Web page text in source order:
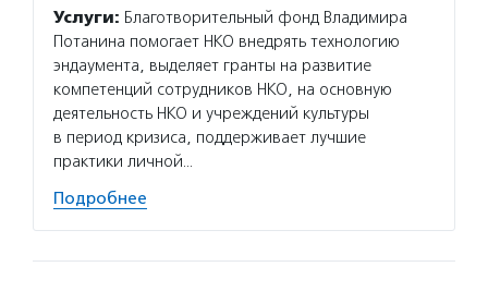
Услуги: Благотворительный фонд Владимира
Потанина помогает НКО внедрять технологию
эндаумента, выделяет гранты на развитие
компетенций сотрудников НКО, на основную
деятельность НКО и учреждений культуры
в период кризиса, поддерживает лучшие
практики личной…
Подробнее